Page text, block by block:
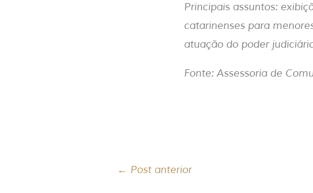
Principais assuntos:
catarinenses para
atuação do poder
Fonte: Assessoria de
← Post anterior